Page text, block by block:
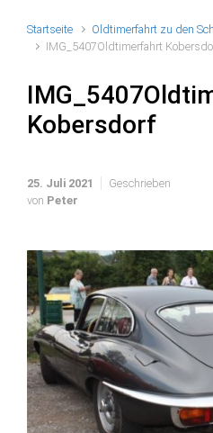
Startseite
Oldtimerfahrt zu den
IMG_5407Oldtimerfahrt
Kobersdorf
25. Juli 2021
Geschrieben
von Peter